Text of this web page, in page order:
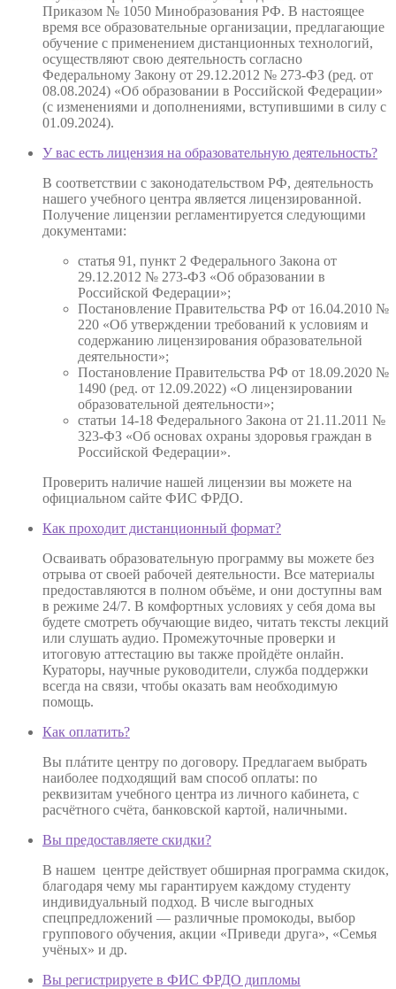
Приказом № 1050 Минобразования РФ. В настоящее
время все образовательные организации, предлагающие
обучение с применением дистанционных технологий,
осуществляют свою деятельность согласно
Федеральному Закону от 29.12.2012 № 273-ФЗ (ред. от
08.08.2024) «Об образовании в Российской Федерации»
(с изменениями и дополнениями, вступившими в силу с
01.09.2024).
У вас есть лицензия на образовательную деятельность?
В соответствии с законодательством РФ, деятельность
нашего учебного центра является лицензированной.
Получение лицензии регламентируется следующими
документами:
статья 91, пункт 2 Федерального Закона от
29.12.2012 № 273-ФЗ «Об образовании в
Российской Федерации»;
Постановление Правительства РФ от 16.04.2010 №
220 «Об утверждении требований к условиям и
содержанию лицензирования образовательной
деятельности»;
Постановление Правительства РФ от 18.09.2020 №
1490 (ред. от 12.09.2022) «О лицензировании
образовательной деятельности»;
статьи 14-18 Федерального Закона от 21.11.2011 №
323-ФЗ «Об основах охраны здоровья граждан в
Российской Федерации».
Проверить наличие нашей лицензии вы можете на
официальном сайте ФИС ФРДО.
Как проходит дистанционный формат?
Осваивать образовательную программу вы можете без
отрыва от своей рабочей деятельности. Все материалы
предоставляются в полном объёме, и они доступны вам
в режиме 24/7. В комфортных условиях у себя дома вы
будете смотреть обучающие видео, читать тексты лекций
или слушать аудио. Промежуточные проверки и
итоговую аттестацию вы также пройдёте онлайн.
Кураторы, научные руководители, служба поддержки
всегда на связи, чтобы оказать вам необходимую
помощь.
Как оплатить?
Вы плáтите центру по договору. Предлагаем выбрать
наиболее подходящий вам способ оплаты: по
реквизитам учебного центра из личного кабинета, с
расчётного счёта, банковской картой, наличными.
Вы предоставляете скидки?
В нашем центре действует обширная программа скидок,
благодаря чему мы гарантируем каждому студенту
индивидуальный подход. В числе выгодных
спецпредложений — различные промокоды, выбор
группового обучения, акции «Приведи друга», «Семья
учёных» и др.
Вы регистрируете в ФИС ФРДО дипломы